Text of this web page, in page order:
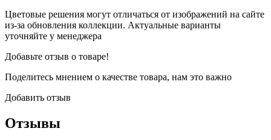
Цветовые решения могут отличаться от изображений на сайте
из-за обновления коллекции. Актуальные варианты
уточняйте у менеджера
Добавьте отзыв о товаре!
Поделитесь мнением о качестве товара, нам это важно
Добавить отзыв
Отзывы